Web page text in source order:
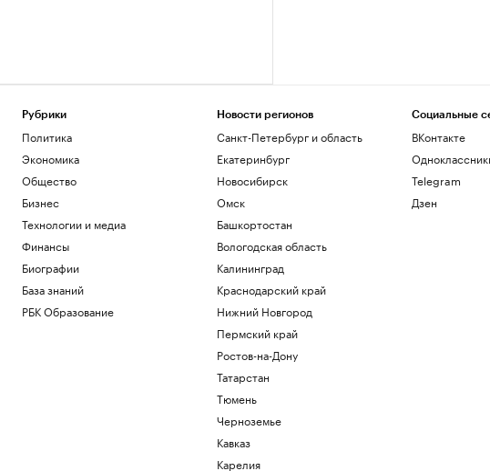
Рубрики
Политика
Экономика
Общество
Бизнес
Технологии и медиа
Финансы
Биографии
База знаний
РБК Образование
Новости регионов
Санкт-Петербург и область
Екатеринбург
Новосибирск
Омск
Башкортостан
Вологодская область
Калининград
Краснодарский край
Нижний Новгород
Пермский край
Ростов-на-Дону
Татарстан
Тюмень
Черноземье
Кавказ
Карелия
Социальные
ВКонтакте
Telegram
Дзен